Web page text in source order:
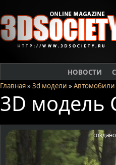
НОВОСТИ
Главная» 3d модели » Автомобили
3D модель